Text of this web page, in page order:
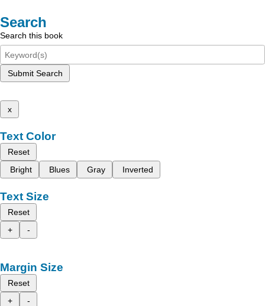
Search
Search this book
Submit Search
x
Text Color
Reset
Bright
Blues Gray Inverted
Text Size
Reset
+
-
Margin Size
Reset
+
-